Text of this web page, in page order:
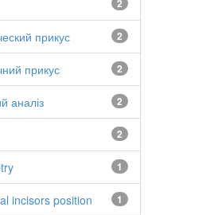
2
2
прикус
2
прикус
2
аналіз
2
1
1
incisors position